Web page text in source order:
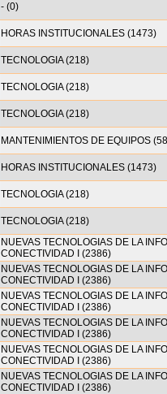
- (0)
HORAS INSTITUCIONALES (1473)
TECNOLOGIA (218)
TECNOLOGIA (218)
TECNOLOGIA (218)
MANTENIMIENTOS DE EQUIPOS
HORAS INSTITUCIONALES (1473)
TECNOLOGIA (218)
TECNOLOGIA (218)
NUEVAS TECNOLOGIAS DE LA
CONECTIVIDAD I (2386)
NUEVAS TECNOLOGIAS DE LA
CONECTIVIDAD I (2386)
NUEVAS TECNOLOGIAS DE LA
CONECTIVIDAD I (2386)
NUEVAS TECNOLOGIAS DE LA
CONECTIVIDAD I (2386)
NUEVAS TECNOLOGIAS DE LA
CONECTIVIDAD I (2386)
NUEVAS TECNOLOGIAS DE LA
CONECTIVIDAD I (2386)